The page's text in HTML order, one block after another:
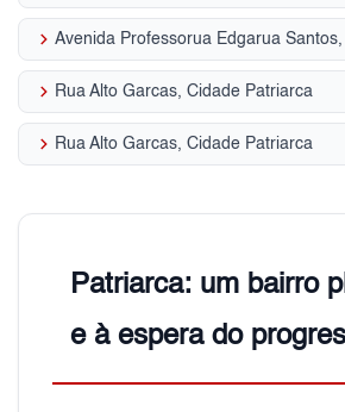
keyboard_arrow_right
keyboard_arrow_right Rua Alto Garcas, Cidade Patriarca
keyboard_arrow_right Rua Alto Garcas, Cidade Patriarca
Patriarca: um bairro
e à espera do